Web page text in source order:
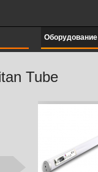
Оборудование
Tube